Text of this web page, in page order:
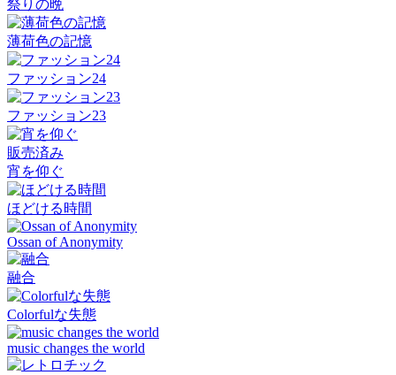
祭りの晩
薄荷色の記憶
ファッション24
ファッション23
販売済み
宵を仰ぐ
ほどける時間
Ossan of Anonymity
融合
Colorfulな失態
music changes the world